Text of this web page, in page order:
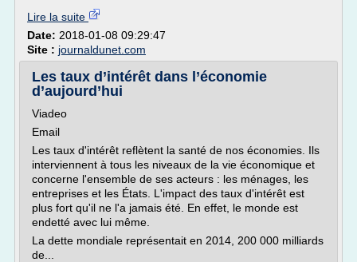
Lire la suite
Date: 2018-01-08 09:29:47
Site : journaldunet.com
Les taux d’intérêt dans l’économie
d’aujourd’hui
Viadeo
Email
Les taux d'intérêt reflètent la santé de nos économies. Ils
interviennent à tous les niveaux de la vie économique et
concerne l'ensemble de ses acteurs : les ménages, les
entreprises et les États. L'impact des taux d'intérêt est
plus fort qu'il ne l'a jamais été. En effet, le monde est
endetté avec lui même.
La dette mondiale représentait en 2014, 200 000 milliards
de...